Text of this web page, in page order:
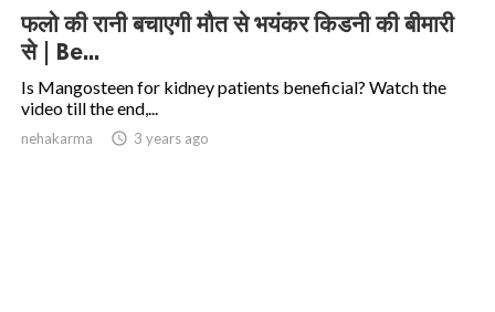
फलो की रानी बचाएगी मौत से भयंकर किडनी की बीमारी
से | Be...
Is Mangosteen for kidney patients beneficial? Watch the
video till the end,...
nehakarma access_time 3 years ago